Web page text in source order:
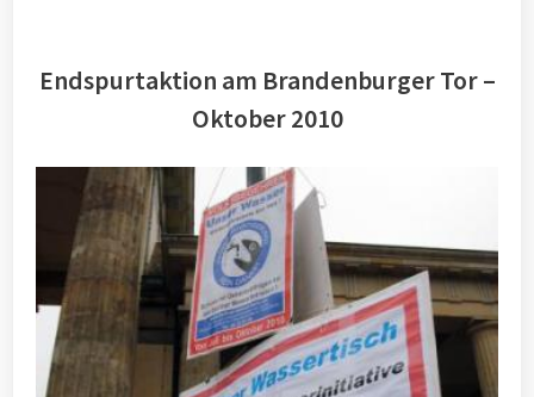
Endspurtaktion am Brandenburger Tor –
Oktober 2010